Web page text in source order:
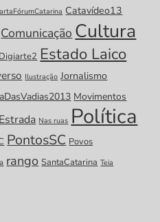
Catavídeo13
Comunicação Cultura
Digiarte2 Estado Laico
Ilustração Jornalismo
Movimentos
Nas ruas Política
PontosSC Povos
rango SantaCatarina Teia